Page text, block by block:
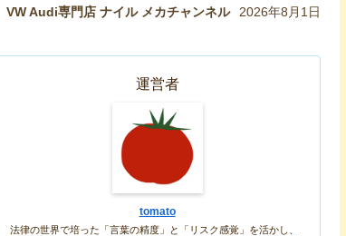
生み出したので紹介します！
VW Audi専門店 ナイル メカチャンネル 2026年8月1日
運営者
tomato
法律の世界で培った「言葉の精度」と「リスク感覚」を活かし、